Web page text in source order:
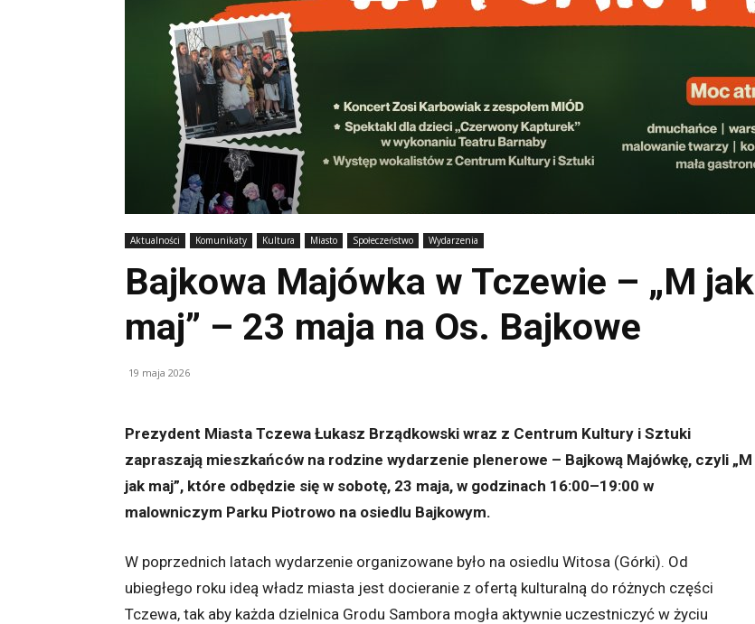
Aktualności Komunikaty Kultura Miasto Społeczeństwo Wydarzenia
Bajkowa Majówka w Tczewie – „M jak
maj” – 23 maja na Os. Bajkowe
19 maja 2026
Prezydent Miasta Tczewa Łukasz Brządkowski wraz z Centrum Kultury i Sztuki
zapraszają mieszkańców na rodzine wydarzenie plenerowe – Bajkową Majówkę, czyli „M
jak maj”, które odbędzie się w sobotę, 23 maja, w godzinach 16:00–19:00 w
malowniczym Parku Piotrowo na osiedlu Bajkowym.
W poprzednich latach wydarzenie organizowane było na osiedlu Witosa (Górki). Od
ubiegłego roku ideą władz miasta jest docieranie z ofertą kulturalną do różnych części
Tczewa, tak aby każda dzielnica Grodu Sambora mogła aktywnie uczestniczyć w życiu